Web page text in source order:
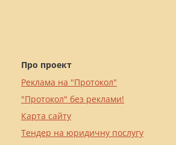
Про проект
Реклама на "Протокол"
"Протокол" без реклами!
Карта сайту
Тендер на юридичну послугу